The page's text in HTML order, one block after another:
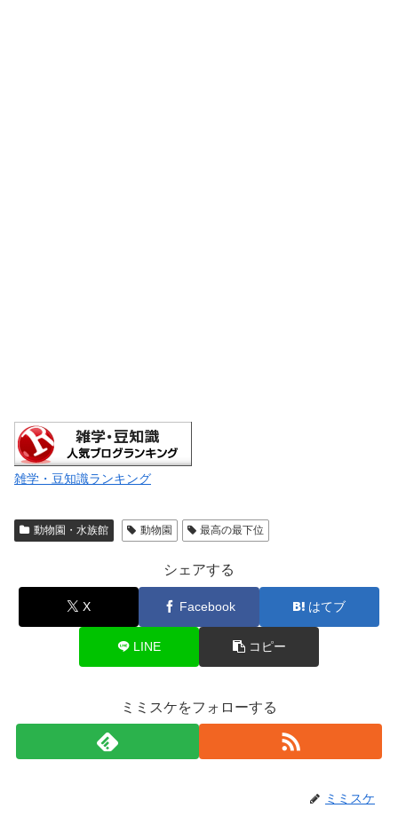
雑学・豆知識ランキング
動物園・水族館 動物園 最高の最下位
シェアする
X Facebook はてブ
LINE コピー
ミミスケをフォローする
ミミスケ